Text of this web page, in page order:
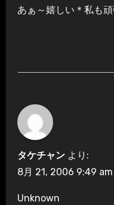
あぁ～嬉しい＊私も頑
タケチャン より:
8月 21, 2006 9:49 am
Unknown